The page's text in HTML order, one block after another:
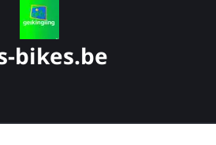
bikes.be